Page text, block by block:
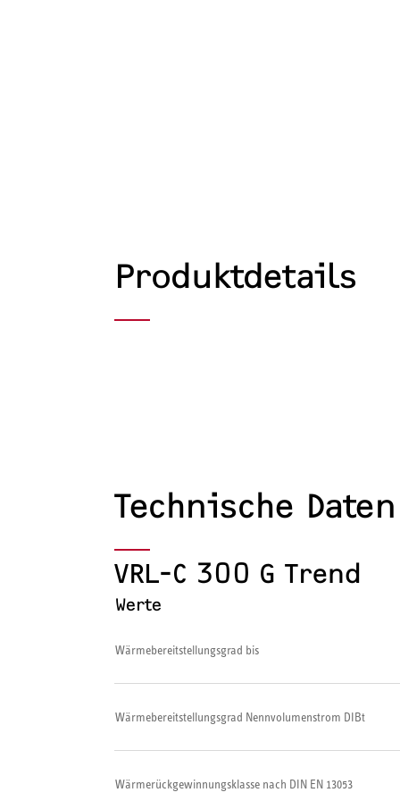
Produktdetails
Technische Daten
VRL-C 300 G Trend
Werte
Wärmebereitstellungsgrad bis
Wärmebereitstellungsgrad Nennvolumenstrom DIBt
Wärmerückgewinnungsklasse nach DIN EN 13053